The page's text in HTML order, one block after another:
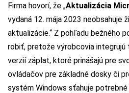
Firma hovorí, že „Aktualizácia
vydaná 12. mája 2023 neobsahuje
aktualizácie.“ Z pohľadu bežného
robiť, pretože výrobcovia
verzií záplat, ktoré prinášajú pre
ovládačov pre základné dosky či
systém Windows sťahuje